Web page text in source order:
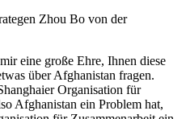
Zhou Bo von der
eine große Ehre, Ihnen diese
über Afghanistan fragen.
Organisation für
Afghanistan ein Problem hat,